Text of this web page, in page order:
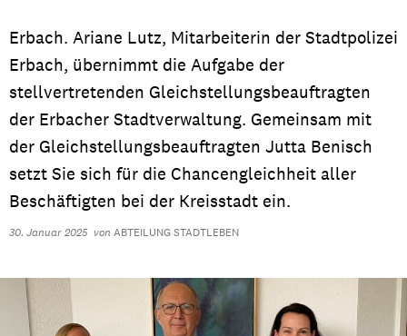
Erbach. Ariane Lutz, Mitarbeiterin der Stadtpolizei
Erbach, übernimmt die Aufgabe der
stellvertretenden Gleichstellungsbeauftragten
der Erbacher Stadtverwaltung. Gemeinsam mit
der Gleichstellungsbeauftragten Jutta Benisch
setzt Sie sich für die Chancengleichheit aller
Beschäftigten bei der Kreisstadt ein.
30. Januar 2025 von ABTEILUNG STADTLEBEN